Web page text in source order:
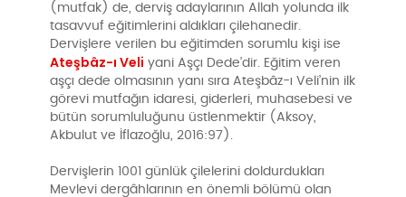
(mutfak) de, derviş adaylarının Allah yolunda ilk
tasavvuf eğitimlerini aldıkları çilehanedir.
Dervişlere verilen bu eğitimden sorumlu kişi ise
Ateşbâz-ı Veli yani Aşçı Dede’dir. Eğitim veren
aşçı dede olmasının yanı sıra Ateşbâz-ı Veli’nin ilk
görevi mutfağın idaresi, giderleri, muhasebesi ve
bütün sorumluluğunu üstlenmektir (Aksoy,
Akbulut ve İflazoğlu, 2016:97).
Dervişlerin 1001 günlük çilelerini doldurdukları
Mevlevi dergâhlarının en önemli bölümü olan